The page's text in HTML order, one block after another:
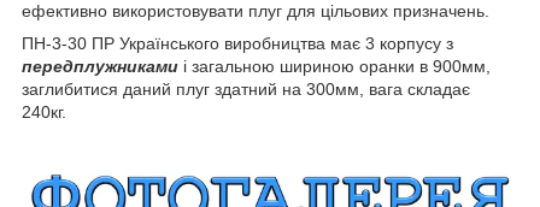
ефективно використовувати плуг для цільових призначень.
ПН-3-30 ПР Українського виробництва має 3 корпусу з
передплужниками і загальною шириною оранки в 900мм,
заглибитися даний плуг здатний на 300мм, вага складає
240кг.